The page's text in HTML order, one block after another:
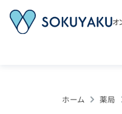
オ
ホーム 薬局